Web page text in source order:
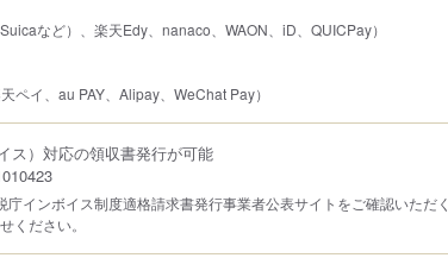
など）、楽天Edy、nanaco、WAON、iD、QUICPay）
ペイ、au PAY、Alipay、WeChat Pay）
ス）対応の領収書発行が可能
庁インボイス制度適格請求書発行事業者公表サイトをご確認いただく
ください。